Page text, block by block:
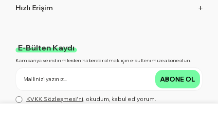
Hızlı Erişim
E-Bülten Kaydı
Kampanya ve indirimlerden haberdar olmak için e-bültenimize abone olun.
ABONE OL
KVKK Sözleşmesi'ni, okudum, kabul ediyorum.